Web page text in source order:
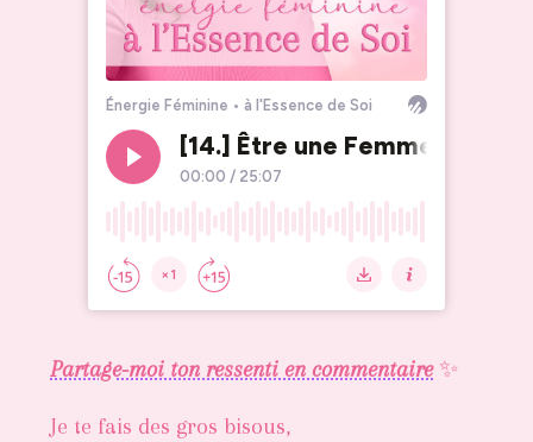
Partage-moi ton ressenti en commentaire✨
Je te fais des gros bisous,